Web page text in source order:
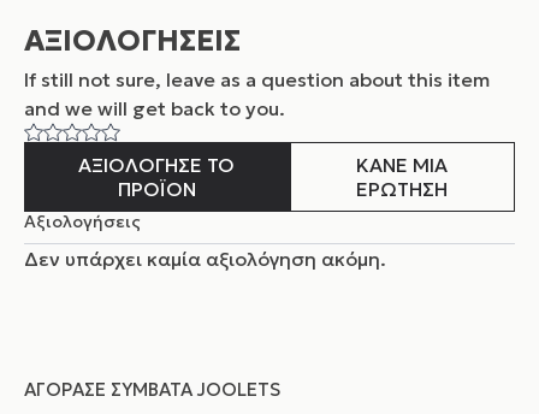
ΑΞΙΟΛΟΓΗΣΕΙΣ
If still not sure, leave as a question about this item
and we will get back to you.
ΑΞΙΟΛΟΓΗΣΕ ΤΟ
ΠΡΟΪΟΝ
ΚΑΝΕ ΜΙΑ
ΕΡΩΤΗΣΗ
Αξιολογήσεις
Δεν υπάρχει καμία αξιολόγηση ακόμη.
ΑΓΌΡΑΣΕ ΣΥΜΒΑΤΆ JOOLETS